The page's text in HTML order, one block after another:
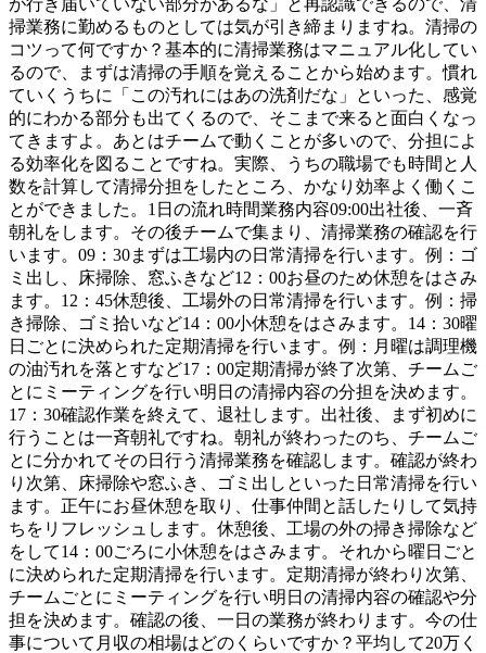
掃業務に勤めるものとしては気が引き締まりますね。清掃の
コツって何ですか？基本的に清掃業務はマニュアル化してい
るので、まずは清掃の手順を覚えることから始めます。慣れ
ていくうちに「この汚れにはあの洗剤だな」といった、感覚
的にわかる部分も出てくるので、そこまで来ると面白くなっ
てきますよ。あとはチームで動くことが多いので、分担によ
る効率化を図ることですね。実際、うちの職場でも時間と人
数を計算して清掃分担をしたところ、かなり効率よく働くこ
とができました。1日の流れ時間業務内容09:00出社後、一斉
朝礼をします。その後チームで集まり、清掃業務の確認を行
います。09：30まずは工場内の日常清掃を行います。例：ゴ
ミ出し、床掃除、窓ふきなど12：00お昼のため休憩をはさみ
ます。12：45休憩後、工場外の日常清掃を行います。例：掃
き掃除、ゴミ拾いなど14：00小休憩をはさみます。14：30曜
日ごとに決められた定期清掃を行います。例：月曜は調理機
の油汚れを落とすなど17：00定期清掃が終了次第、チームご
とにミーティングを行い明日の清掃内容の分担を決めます。
17：30確認作業を終えて、退社します。出社後、まず初めに
行うことは一斉朝礼ですね。朝礼が終わったのち、チームご
とに分かれてその日行う清掃業務を確認します。確認が終わ
り次第、床掃除や窓ふき、ゴミ出しといった日常清掃を行い
ます。正午にお昼休憩を取り、仕事仲間と話したりして気持
ちをリフレッシュします。休憩後、工場の外の掃き掃除など
をして14：00ごろに小休憩をはさみます。それから曜日ごと
に決められた定期清掃を行います。定期清掃が終わり次第、
チームごとにミーティングを行い明日の清掃内容の確認や分
担を決めます。確認の後、一日の業務が終わります。今の仕
事について月収の相場はどのくらいですか？平均して20万く